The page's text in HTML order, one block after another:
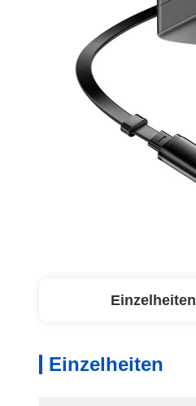
Einzelheiten
Einzelheiten